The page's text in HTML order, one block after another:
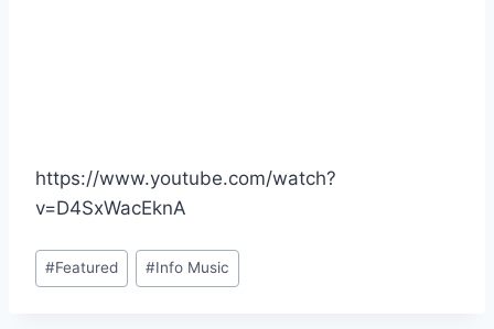
https://www.youtube.com/watch?
v=D4SxWacEknA
Étiquettes
de
#Featured #Info Music